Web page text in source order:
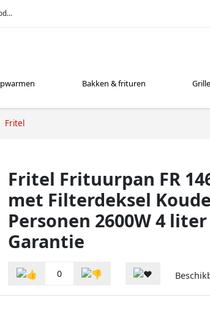
Bakken & frituren
Fritel
Fritel Frituurpan FR
met Filterdeksel
Personen 2600W 4
Garantie
0